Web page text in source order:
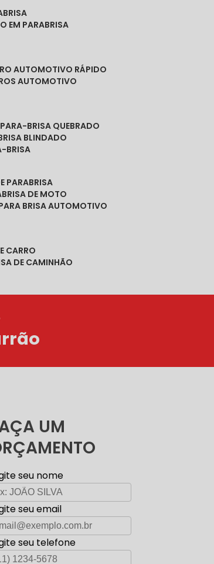
EM PARABRISA
AUTOMOTIVO RÁPIDO
AUTOMOTIVO
PARA-BRISA QUEBRADO
BLINDADO
BRISA
PARABRISA
DE MOTO
BRISA AUTOMOTIVO
CARRO
DE CAMINHÃO
UM
seu nome
seu email
seu telefone